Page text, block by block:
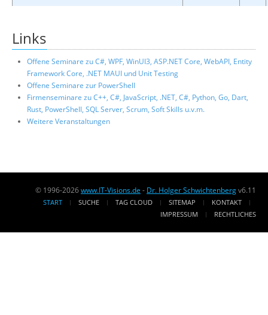
Links
Offene Seminare zu C#, WPF, WinUI3, ASP.NET Core, WebAPI, Entity
Framework Core, .NET MAUI und Unit Testing
Offene Seminare zur PowerShell
Firmenseminare zu C++, C#, JavaScript, .NET, C#, Python, Go, Dart,
Rust, PowerShell, SQL Server, Scrum, Soft Skills u.v.m.
Weitere Veranstaltungen
© 1996-2026www.IT-Visions.de - Dr. Holger Schwichtenbergv6.11
START SUCHE TAG CLOUD SITEMAP
KONTAKT
IMPRESSUM
RECHTLICHES